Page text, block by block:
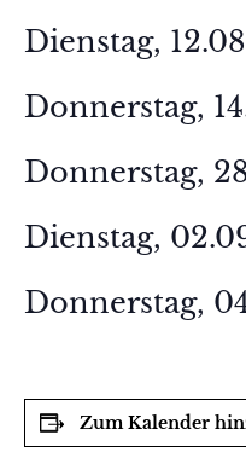
Dienstag,
Donnerstag,
Donnerstag,
Dienstag,
Donnerstag,
Zum Kalender